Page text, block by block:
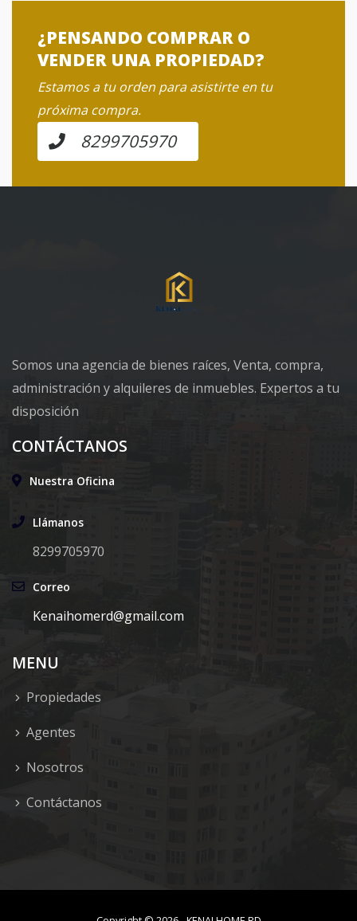
¿PENSANDO COMPRAR O
VENDER UNA PROPIEDAD?
Estamos a tu orden para asistirte en tu
próxima compra.
8299705970
Somos una agencia de bienes raíces, Venta, compra,
administración y alquileres de inmuebles. Expertos a tu
disposición
CONTÁCTANOS
Nuestra Oficina
Llámanos
8299705970
Correo
Kenaihomerd@gmail.com
MENU
Propiedades
Agentes
Nosotros
Contáctanos